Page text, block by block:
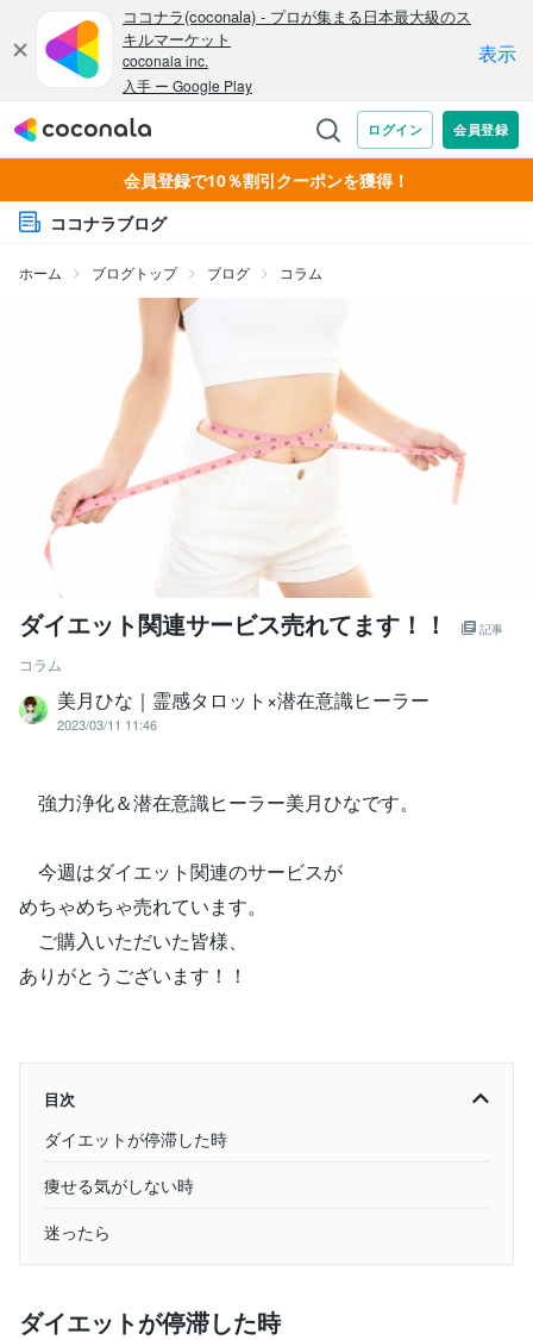
会員登録で10％割引クーポンを獲得！
ココナラブログ
ホーム ブログトップ ブログ コラム
ダイエット関連サービス売れてます！！ 記事
コラム
美月ひな｜霊感タロット×潜在意識ヒーラー
2023/03/11 11:46
強力浄化＆潜在意識ヒーラー美月ひなです。
今週はダイエット関連のサービスが
めちゃめちゃ売れています。
ご購入いただいた皆様、
ありがとうございます！！
目次
ダイエットが停滞した時
痩せる気がしない時
迷ったら
ダイエットが停滞した時